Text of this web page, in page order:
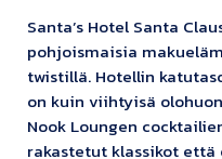
Santa’s Hotel Santa
pohjoismaisia
twistillä. Hotellin
on kuin viihtyisä
Nook Loungen
rakastetut klassikot